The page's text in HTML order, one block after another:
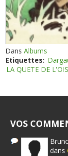
DansAlbums
Etiquettes:
LA QUETE DE
VOS
dans